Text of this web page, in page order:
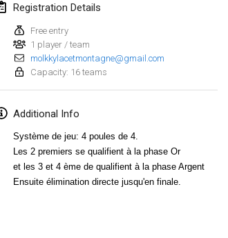
Registration Details
Free entry
1 player / team
molkkylacetmontagne@gmail.com
Capacity: 16 teams
Additional Info
Système de jeu: 4 poules de 4.
Les 2 premiers se qualifient à la phase Or
et les 3 et 4 ème de qualifient à la phase Argent
Ensuite élimination directe jusqu'en finale.
Jan 25, 2020
February 2020
Feb 1, 2020|
Möl'Krêpes
Feb 1, 2020| France